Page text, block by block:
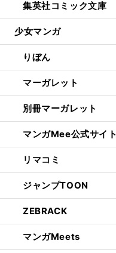
集英社コミック文庫
少女マンガ
りぼん
マーガレット
別冊マーガレット
マンガMee公式サイト
リマコミ
ジャンプTOON
ZEBRACK
マンガMeets